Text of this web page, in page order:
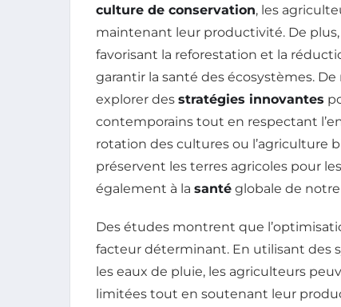
culture de conservation, les
maintenant leur productivité. De plus,
favorisant la reforestation et la
garantir la santé des écosystèmes.
explorer des stratégies innovantes
contemporains tout en respectant
rotation des cultures ou l’agriculture
préservent les terres agricoles pour
également à la santé globale de
Des études montrent que
facteur déterminant. En utilisant des
les eaux de pluie, les agriculteurs
limitées tout en soutenant leur